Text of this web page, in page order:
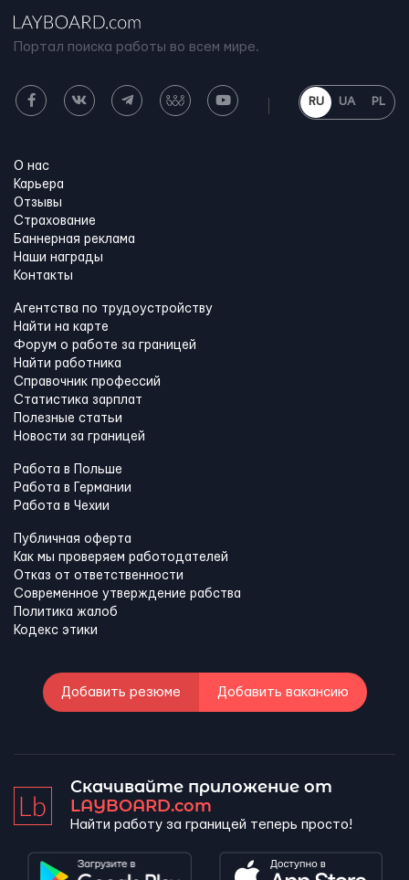
Портал поиска работы во всем мире.
RU UA PL
О нас
Карьера
Отзывы
Страхование
Баннерная реклама
Наши награды
Контакты
Агентства по трудоустройству
Найти на карте
Форум о работе за границей
Найти работника
Справочник профессий
Статистика зарплат
Полезные статьи
Новости за границей
Работа в Польше
Работа в Германии
Работа в Чехии
Публичная оферта
Как мы проверяем работодателей
Отказ от ответственности
Современное утверждение рабства
Политика жалоб
Кодекс этики
Добавить резюме Добавить вакансию
Скачивайте приложение от
LAYBOARD.com
Найти работу за границей теперь просто!